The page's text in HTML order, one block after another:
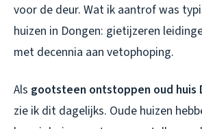
voor de deur. Wat ik aantrof was
huizen in Dongen: gietijzeren
met decennia aan vetophoping.
Als gootsteen ontstoppen oud huis
zie ik dit dagelijks. Oude huizen